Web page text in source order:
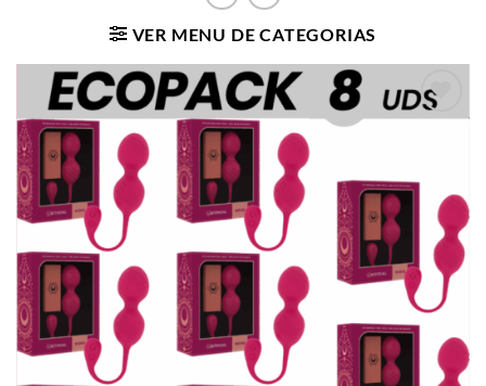
VER MENU DE CATEGORIAS
deseos